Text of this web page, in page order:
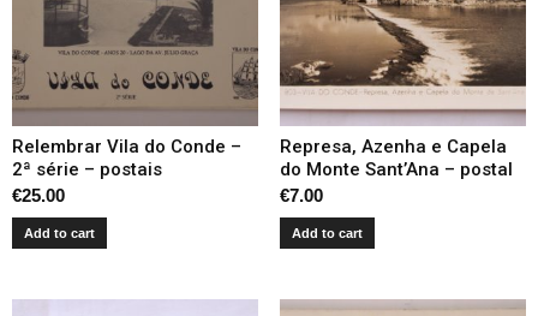
Relembrar Vila do Conde –
2ª série – postais
€25.00
Add to cart
Represa, Azenha e Capela
do Monte Sant’Ana – postal
€7.00
Add to cart